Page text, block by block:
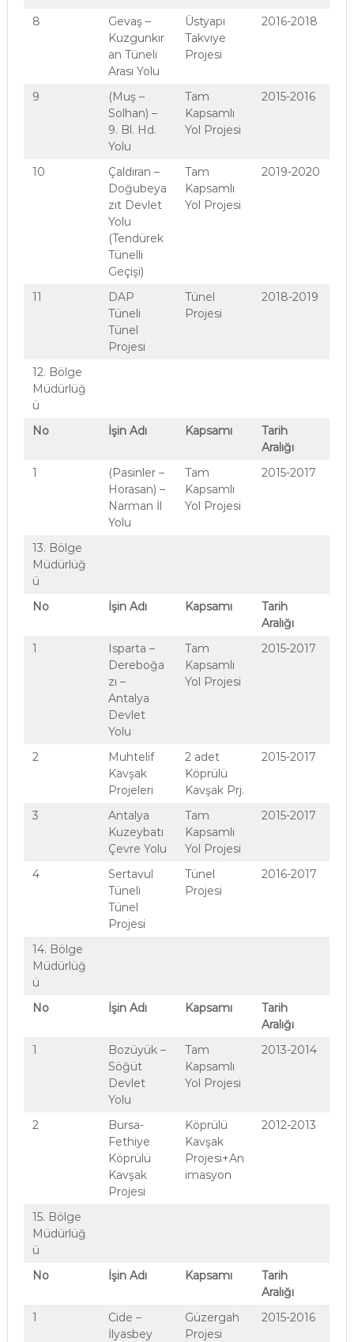
8
Gevaş –
Kuzgunkır
an Tüneli
Arası Yolu
Üstyapı
Takviye
Projesi
2016-2018
9
(Muş –
Solhan) –
9. Bl. Hd.
Yolu
Tam
Kapsamlı
Yol Projesi
2015-2016
10
Çaldıran –
Doğubeya
zıt Devlet
Yolu
(Tendürek
Tünelli
Geçişi)
Tam
Kapsamlı
Yol Projesi
2019-2020
11
DAP
Tüneli
Tünel
Projesi
Tünel
Projesi
2018-2019
12. Bölge
Müdürlüğ
ü
No
İşin Adı Kapsamı
Tarih
Aralığı
1
(Pasinler –
Horasan) –
Narman İl
Yolu
Tam
Kapsamlı
Yol Projesi
2015-2017
13. Bölge
Müdürlüğ
ü
No
İşin Adı Kapsamı
Tarih
Aralığı
1
Isparta –
Dereboğa
zı –
Antalya
Devlet
Yolu
Tam
Kapsamlı
Yol Projesi
2015-2017
2
Muhtelif
Kavşak
Projeleri
2 adet
Köprülü
Kavşak Prj.
2015-2017
3
Antalya
Kuzeybatı
Çevre Yolu
Tam
Kapsamlı
Yol Projesi
2015-2017
4
Sertavul
Tüneli
Tünel
Projesi
Tünel
Projesi
2016-2017
14. Bölge
Müdürlüğ
ü
No
İşin Adı Kapsamı
Tarih
Aralığı
1
Bozüyük –
Söğüt
Devlet
Yolu
Tam
Kapsamlı
Yol Projesi
2013-2014
2
Bursa-
Fethiye
Köprülü
Kavşak
Projesi
Köprülü
Kavşak
Projesi+An
imasyon
2012-2013
15. Bölge
Müdürlüğ
ü
No
İşin Adı Kapsamı
Tarih
Aralığı
1
Cide –
İlyasbey
Güzergah
Projesi
2015-2016